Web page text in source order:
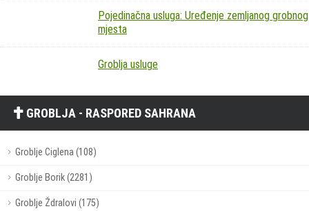
Pojedinačna usluga: Uređenje zemljanog grobnog
mjesta
Groblja usluge
GROBLJA - RASPORED SAHRANA
Groblje Ciglena (108)
Groblje Borik (2281)
Groblje Ždralovi (175)